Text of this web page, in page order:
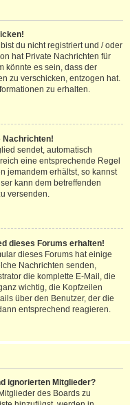
du nicht registriert und / oder
hat Private Nachrichten für
könnte es sein, dass der
zu verschicken, entzogen hat.
zu erhalten.
Nachrichten!
sendet, automatisch
eine entsprechende Regel
jemandem erhältst, so kannst
kann dem betreffenden
versenden.
dieses Forums erhalten!
dieses Forums hat einige
Nachrichten senden,
die komplette E-Mail, die
wichtig, die Kopfzeilen
über den Benutzer, der die
entsprechend reagieren.
ignorierten Mitglieder?
des Boards zu